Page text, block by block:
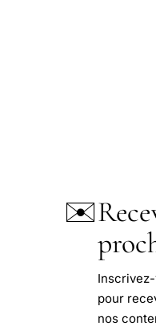
✉️
pour
nos